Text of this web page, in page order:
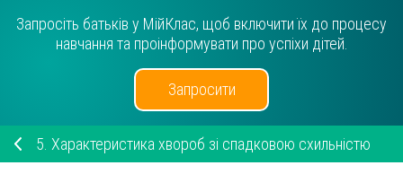
Запросіть батьків у МійКлас, щоб включити їх до процесу
навчання та проінформувати про успіхи дітей.
Запросити
5. Характеристика хвороб зі спадковою схильністю